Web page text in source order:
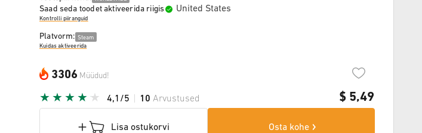
Saad seda toodet aktiveerida riigis United States
Kontrolli piiranguid
Platvorm: Steam
Kuidas aktiveerida
3306 Müüdud!
$ 5,49
4,1/5 10 Arvustused
Lisa ostukorvi Osta kohe